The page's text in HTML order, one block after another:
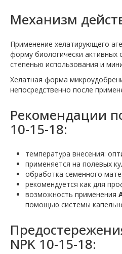
Механизм
Применение хелатирующего
форму биологически активных
степенью использования и
Хелатная форма
непосредственно после
Рекомендации
10-15-18:
температура внесения:
применяется на полевых
обработка семенного
рекомендуется как для
возможность применения
помощью системы
NPK 10-15-18: